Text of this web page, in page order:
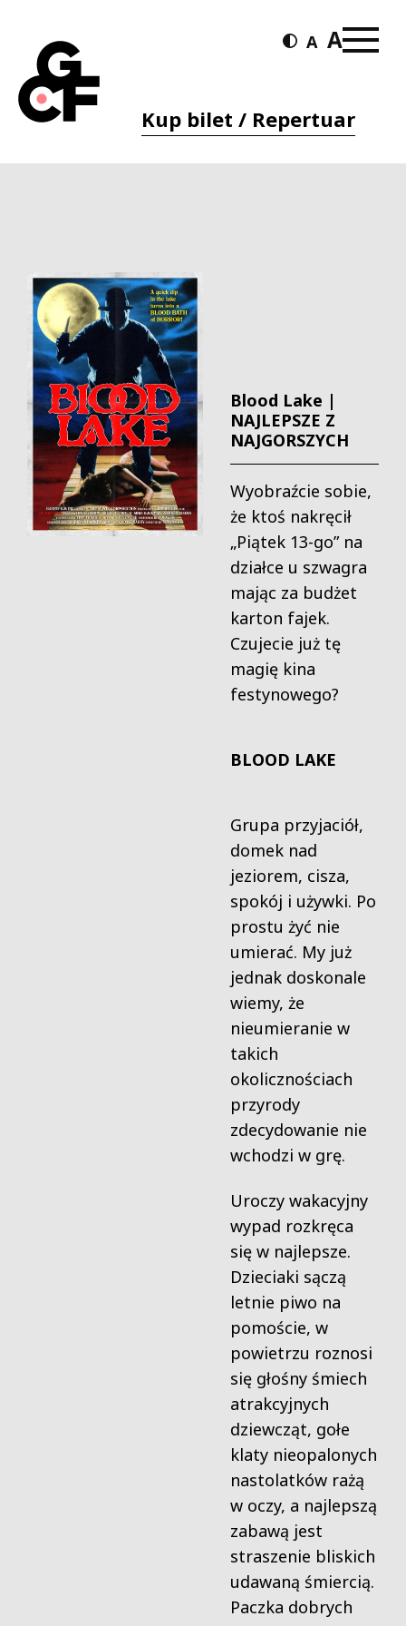
Kup bilet / Repertuar
Blood Lake |
NAJLEPSZE Z
NAJGORSZYCH
Wyobraźcie sobie,
że ktoś nakręcił
„Piątek 13-go” na
działce u szwagra
mając za budżet
karton fajek.
Czujecie już tę
magię kina
festynowego?
BLOOD LAKE
Grupa przyjaciół,
domek nad
jeziorem, cisza,
spokój i używki. Po
prostu żyć nie
umierać. My już
jednak doskonale
wiemy, że
nieumieranie w
takich
okolicznościach
przyrody
zdecydowanie nie
wchodzi w grę.
Uroczy wakacyjny
wypad rozkręca
się w najlepsze.
Dzieciaki sączą
letnie piwo na
pomoście, w
powietrzu roznosi
się głośny śmiech
atrakcyjnych
dziewcząt, gołe
klaty nieopalonych
nastolatków rażą
w oczy, a najlepszą
zabawą jest
straszenie bliskich
udawaną śmiercią.
Paczka dobrych